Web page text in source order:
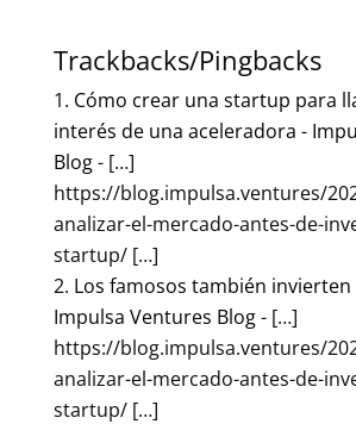
Trackbacks/Pingbacks
Cómo crear una startup para
interés de una aceleradora -
Blog- […]
https://blog.impulsa.ventures/
analizar-el-mercado-antes-de-
startup/ […]
Los famosos también
Impulsa Ventures Blog- […]
https://blog.impulsa.ventures/
analizar-el-mercado-antes-de-
startup/ […]